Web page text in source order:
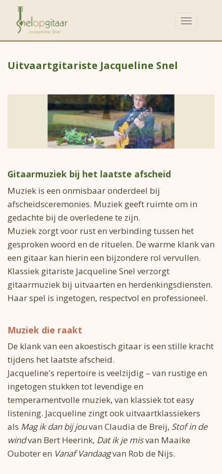
Toggle
Uitvaartgitariste Jacqueline Snel
Gitaarmuziek bij het laatste afscheid
Muziek is een onmisbaar onderdeel bij
afscheidsceremonies. Muziek geeft ruimte om in
gedachte bij de overledene te zijn.
Muziek zorgt voor rust en verbinding tussen het
gesproken woord en de rituelen. De warme klank van
een gitaar kan hierin een bijzondere rol vervullen.
Klassiek gitariste Jacqueline Snel verzorgt
gitaarmuziek bij uitvaarten en herdenkingsdiensten.
Haar spel is ingetogen, respectvol en professioneel.
Muziek die raakt
De klank van een akoestisch gitaar is een stille kracht
tijdens het laatste afscheid.
Jacqueline's repertoire is veelzijdig – van rustige en
ingetogen stukken tot levendige en
temperamentvolle muziek, van klassiek tot easy
listening. Jacqueline zingt ook uitvaartklassiekers
als Mag ik dan bij jouvan Claudia de Breij, Stof in de
windvan Bert Heerink, Dat ik je misvan Maaike
Ouboter en Vanaf Vandaagvan Rob de Nijs.